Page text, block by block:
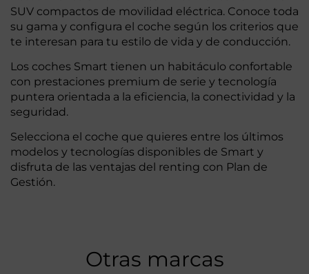
SUV compactos de movilidad eléctrica. Conoce toda
su gama y configura el coche según los criterios que
te interesan para tu estilo de vida y de conducción.
Los coches Smart tienen un habitáculo confortable
con prestaciones premium de serie y tecnología
puntera orientada a la eficiencia, la conectividad y la
seguridad.
Selecciona el coche que quieres entre los últimos
modelos y tecnologías disponibles de Smart y
disfruta de las ventajas del renting con Plan de
Gestión.
Otras marcas